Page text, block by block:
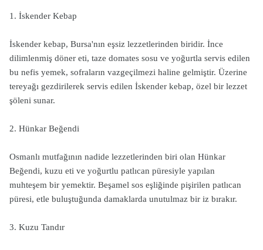
1. İskender Kebap
İskender kebap, Bursa'nın eşsiz lezzetlerinden biridir. İnce
dilimlenmiş döner eti, taze domates sosu ve yoğurtla servis edilen
bu nefis yemek, sofraların vazgeçilmezi haline gelmiştir. Üzerine
tereyağı gezdirilerek servis edilen İskender kebap, özel bir lezzet
şöleni sunar.
2. Hünkar Beğendi
Osmanlı mutfağının nadide lezzetlerinden biri olan Hünkar
Beğendi, kuzu eti ve yoğurtlu patlıcan püresiyle yapılan
muhteşem bir yemektir. Beşamel sos eşliğinde pişirilen patlıcan
püresi, etle buluştuğunda damaklarda unutulmaz bir iz bırakır.
3. Kuzu Tandır